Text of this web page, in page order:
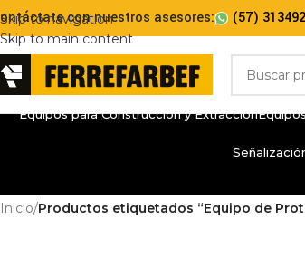
Skip to navigation
Skip to main content
con nuestros asesores: (57)
Equipos para Construcción y Extracción
Inicio/Productos etiquetados “Equipo de